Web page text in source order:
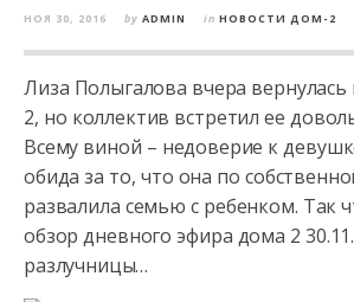
НОЯ 30, 2016 by ADMIN in НОВОСТИ ДОМ-2
Лиза Полыгалова вчера
2, но коллектив встретил ее
Всему виной – недоверие к
обида за то, что она по
развалила семью сребенком. Так
обзор дневного эфира дома 2
разлучницы…